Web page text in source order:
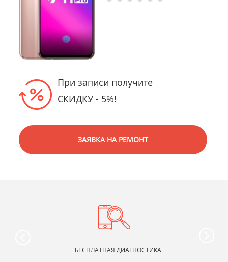
При записи получите
СКИДКУ - 5%!
ЗАЯВКА НА РЕМОНТ
БЕСПЛАТНАЯ ДИАГНОСТИКА